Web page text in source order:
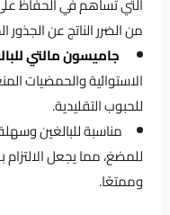
من الضرر الناتج عن الجذور
جاميسون مالتي
الاستوائية والحمضيات
للحبوب التقليدية.
مناسبة للبالغين
للمضغ، مما يجعل الالتزام
وممتعًا.